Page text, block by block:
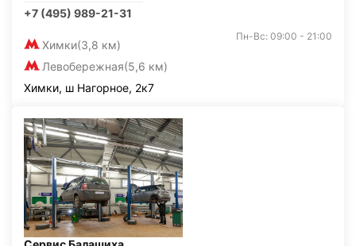
+7 (495) 989-21-31
Химки(3,8 км)
Левобережная(5,6 км)
Пн-Вс: 09:00 - 21:00
Химки, ш Нагорное, 2к7